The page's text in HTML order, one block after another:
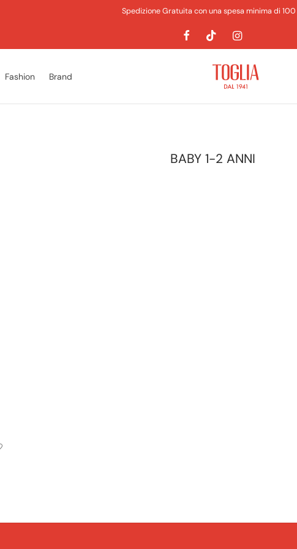
Spedizione Gratuita con una spesa minima di
Fashion Brand
BABY 1-2 ANNI